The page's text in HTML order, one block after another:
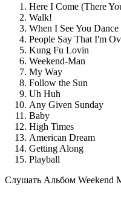
Here I Come (There
Walk!
When I See You
People Say That I'm
Kung Fu Lovin
Weekend-Man
My Way
Follow the Sun
Uh Huh
Any Given Sunday
Baby
High Times
American Dream
Getting Along
Playball
Cлушать Альбом Weekend